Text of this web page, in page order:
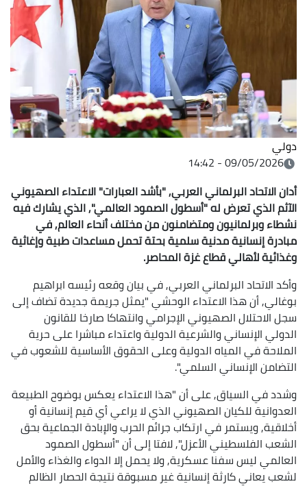
دولي
09/05/2026 - 14:42
أدان الاتحاد البرلماني العربي, "بأشد العبارات" الاعتداء الصهيوني
الآثم الذي تعرض له "أسطول الصمود العالمي", الذي يشارك فيه
نشطاء وبرلمانيون ومتضامنون من مختلف أنحاء العالم, في
مبادرة إنسانية مدنية سلمية بحتة تحمل مساعدات طبية وإغاثية
وغذائية لأهالي قطاع غزة المحاصر.
وأكد الاتحاد البرلماني العربي, في بيان وقعه رئيسه ابراهيم
بوغالي, أن هذا الاعتداء الوحشي "يمثل جريمة جديدة تضاف إلى
سجل الاحتلال الصهيوني الإجرامي وانتهاكا صارخا للقانون
الدولي الإنساني والشرعية الدولية واعتداء مباشرا على حرية
الملاحة في المياه الدولية وعلى الحقوق الأساسية للشعوب في
التضامن الإنساني السلمي".
وشدد في السياق, على أن "هذا الاعتداء يعكس بوضوح الطبيعة
العدوانية للكيان الصهيوني الذي لا يراعي أي قيم إنسانية أو
أخلاقية, ويستمر في ارتكاب جرائم الحرب والإبادة الجماعية بحق
الشعب الفلسطيني الأعزل", لافتا إلى أن "أسطول الصمود
العالمي ليس سفنا عسكرية, ولا يحمل إلا الدواء والغذاء والأمل
لشعب يعاني كارثة إنسانية غير مسبوقة نتيجة الحصار الظالم